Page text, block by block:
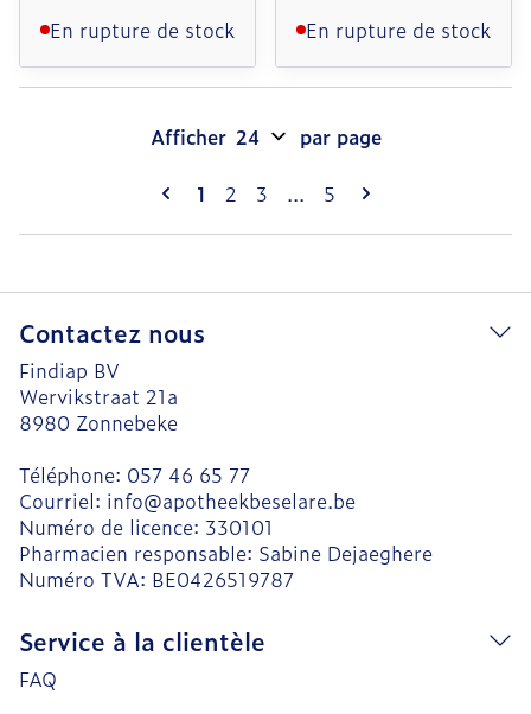
En rupture de stock En rupture de stock
Pages
Vous lisez actuellement la page
1 Page
2 Page
3 ... Page
5
Afficher par page
Contactez nous
Findiap BV
Wervikstraat 21a
8980 Zonnebeke
Téléphone: 057 46 65 77
Courriel: info@apotheekbeselare.be
Numéro de licence: 330101
Pharmacien responsable: Sabine Dejaeghere
Numéro TVA: BE0426519787
Service à la clientèle
FAQ